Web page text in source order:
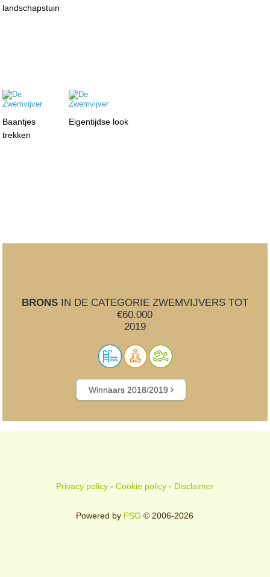
landschapstuin
Baantjes
trekken
Eigentijdse look
BRONSIN DE CATEGORIE ZWEMVIJVERS TOT
€60.000
2019
Winnaars 2018/2019
Privacy policy- Cookie policy- Disclaimer
Powered by PSG © 2006-2026